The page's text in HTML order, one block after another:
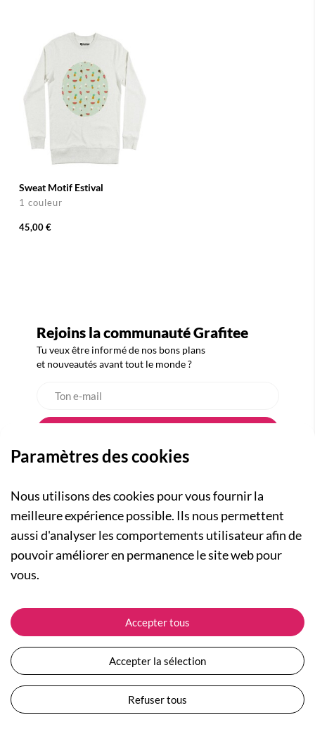
Sweat Motif Estival
1 couleur
45,00 €
Rejoins la communauté Grafitee
Tu veux être informé de nos bons plans
et nouveautés avant tout le monde ?
A PROPOS
Qui sommes-nous ?
Actualités
Nos engagements
Plan du site
Devenir revendeur
Collection Femme
Collection Enfants
Les Totebags
Nos différents thèmes
ASSISTANCE
Suivre ma commande
Expédition et livraison
Retour et remboursement
Moyens de paiement
Questions / Réponses
Conditions générales de vente
Paramètres des cookies
Nous utilisons des cookies pour vous fournir la
meilleure expérience possible. Ils nous permettent
aussi d'analyser les comportements utilisateur afin de
pouvoir améliorer en permanence le site web pour
vous.
Accepter tous
Accepter la sélection
Refuser tous